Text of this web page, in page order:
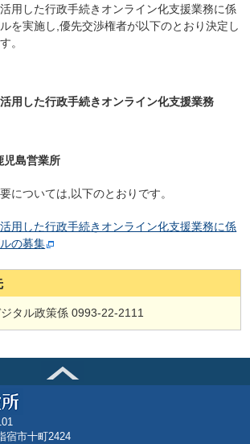
用した行政手続きオンライン化支援業務に係
を実施し,優先交渉権者が以下のとおり決定し
。
用した行政手続きオンライン化支援業務
児島営業所
については,以下のとおりです。
用した行政手続きオンライン化支援業務に係
の募集
タル政策係 0993-22-2111
宿市十町2424